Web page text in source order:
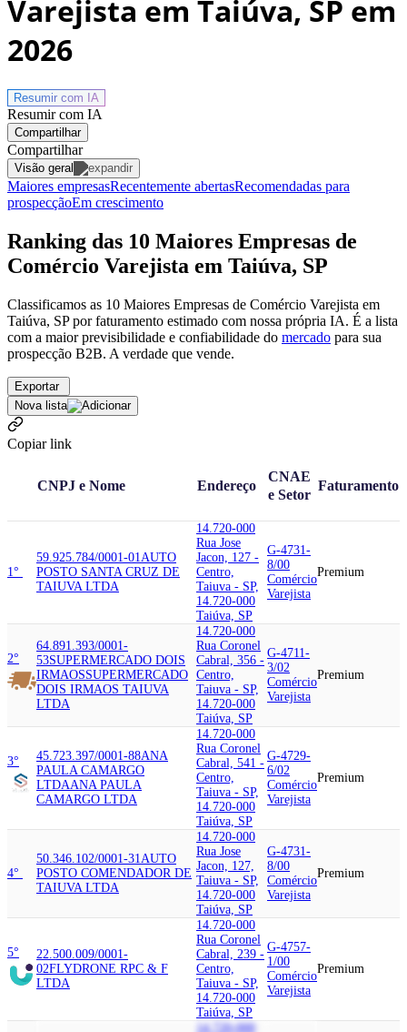
Varejista em Taiúva, SP em
2026
Resumir com IA
Resumir com IA
Compartilhar
Compartilhar
Visão geral
Maiores empresasRecentemente abertasRecomendadas para
prospecçãoEm crescimento
Ranking das 10 Maiores Empresas de
Comércio Varejista em Taiúva, SP
Classificamos as 10 Maiores Empresas de Comércio Varejista em
Taiúva, SP por faturamento estimado com nossa própria IA. É a lista
com a maior previsibilidade e confiabilidade do mercado para sua
prospecção B2B. A verdade que vende.
Exportar
Nova lista
Copiar link
CNPJ e Nome Endereço
CNAE
e Setor
Faturamento
1°
59.925.784/0001-01 AUTO
POSTO SANTA CRUZ DE
TAIUVA LTDA
14.720-000
Rua Jose
Jacon, 127 -
Centro,
Taiuva - SP,
14.720-000
Taiúva, SP
G-4731-
8/00
Comércio
Varejista
Premium
2°
64.891.393/0001-
53SUPERMERCADO DOIS
IRMAOSSUPERMERCADO
DOIS IRMAOS TAIUVA
LTDA
14.720-000
Rua Coronel
Cabral, 356 -
Centro,
Taiuva - SP,
14.720-000
Taiúva, SP
G-4711-
3/02
Comércio
Varejista
Premium
3° 45.723.397/0001-88ANA
PAULA CAMARGO
LTDAANA PAULA
CAMARGO LTDA
14.720-000
Rua Coronel
Cabral, 541 -
Centro,
Taiuva - SP,
14.720-000
Taiúva, SP
G-4729-
6/02
Comércio
Varejista
Premium
4°
50.346.102/0001-31 AUTO
POSTO COMENDADOR DE
TAIUVA LTDA
14.720-000
Rua Jose
Jacon, 127,
Taiuva - SP,
14.720-000
Taiúva, SP
G-4731-
8/00
Comércio
Varejista
Premium
5°
22.500.009/0001-
02FLYDRONE RPC & F
LTDA
14.720-000
Rua Coronel
Cabral, 239 -
Centro,
Taiuva - SP,
14.720-000
Taiúva, SP
G-4757-
1/00
Comércio
Varejista
Premium
14.720-000